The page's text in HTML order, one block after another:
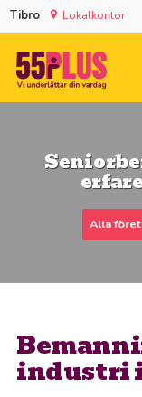
Tibro Lokalkontor
Alla
industri